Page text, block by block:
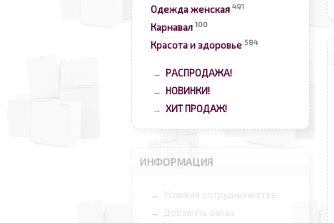
Одежда женская 491
Карнавал 100
Красота и здоровье 584
→ РАСПРОДАЖА!
→ НОВИНКИ!
→ ХИТ ПРОДАЖ!
ИНФОРМАЦИЯ
→ Условия сотрудничества
→ Добавить заказ